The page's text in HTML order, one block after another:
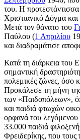
του. Η
Χριστιανικό Δόγμα
Μετά τον θάνατο του
Παύλου (1 Απριλίου
και διαδραμάτισε
Κατά τη διάρκεια του
σημαντική
πολεμικές ζώνες, όσο
Προκάλεσε τη μήνη
των «Παιδοπόλεων»,
και παιδιά φτωχών
ορφανά του λεγόμενου
33.000 παιδιά
Φρειδερίκης, που τους